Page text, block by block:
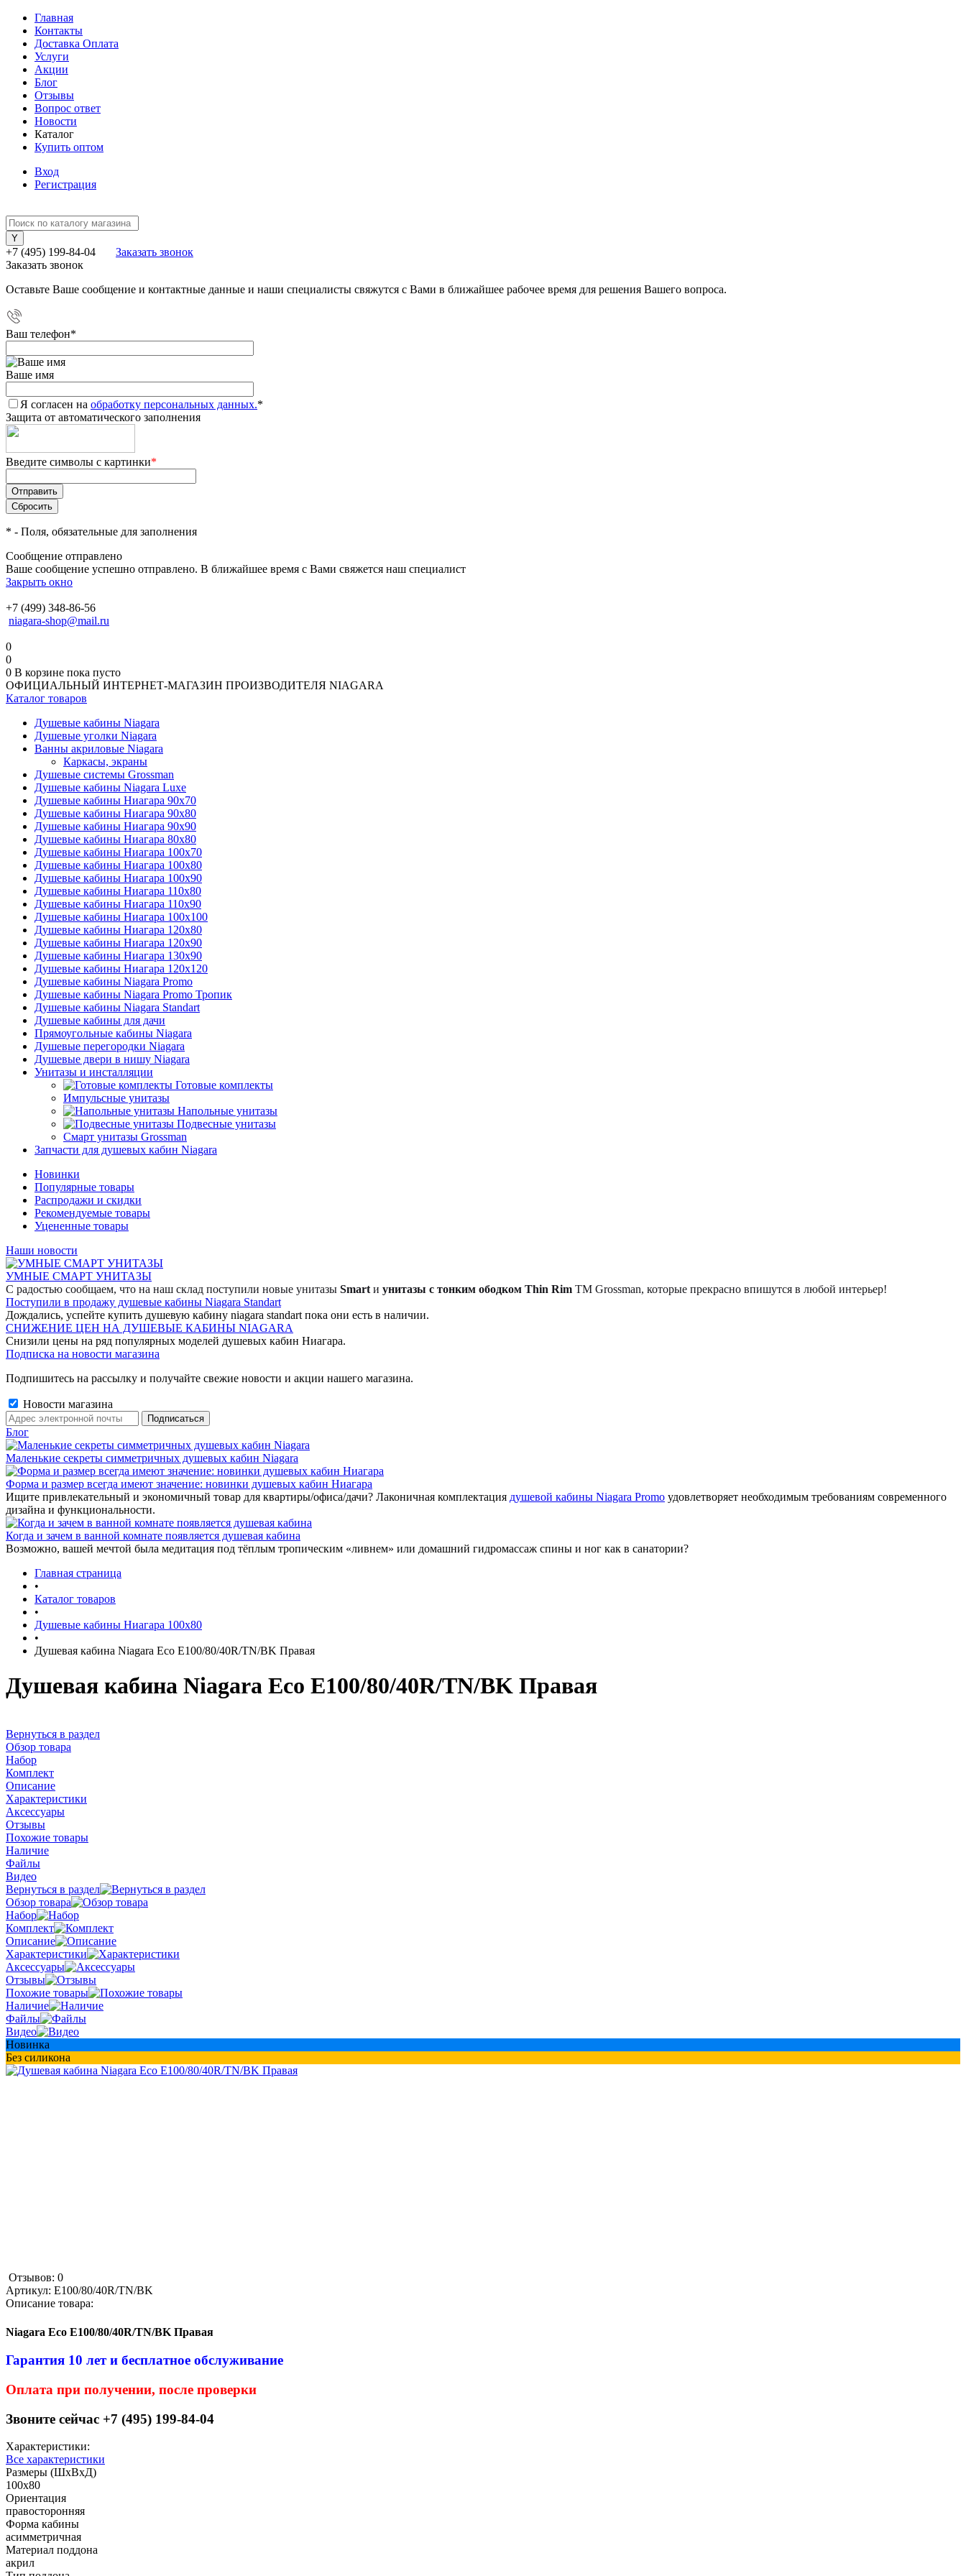
Главная
Контакты
Доставка Оплата
Услуги
Акции
Блог
Отзывы
Вопрос ответ
Новости
Каталог
Купить оптом
Вход
Регистрация
+7 (495) 199-84-04
Заказать звонок
Заказать звонок
Оставьте Ваше сообщение и контактные данные и наши специалисты свяжутся с Вами в ближайшее рабочее время для решения Вашего вопроса.
Ваш телефон*
Ваше имя
Я согласен на обработку персональных данных.*
Защита от автоматического заполнения
Введите символы с картинки*
* - Поля, обязательные для заполнения
Сообщение отправлено
Ваше сообщение успешно отправлено. В ближайшее время с Вами свяжется наш специалист
Закрыть окно
+7 (499) 348-86-56
niagara-shop@mail.ru
0
0
0 В корзине пока пусто
ОФИЦИАЛЬНЫЙ ИНТЕРНЕТ-МАГАЗИН ПРОИЗВОДИТЕЛЯ NIAGARA
Каталог товаров
Душевые кабины Niagara
Душевые уголки Niagara
Ванны акриловые Niagara
Каркасы, экраны
Душевые системы Grossman
Душевые кабины Niagara Luxe
Душевые кабины Ниагара 90x70
Душевые кабины Ниагара 90x80
Душевые кабины Ниагара 90x90
Душевые кабины Ниагара 80x80
Душевые кабины Ниагара 100x70
Душевые кабины Ниагара 100x80
Душевые кабины Ниагара 100x90
Душевые кабины Ниагара 110x80
Душевые кабины Ниагара 110x90
Душевые кабины Ниагара 100x100
Душевые кабины Ниагара 120x80
Душевые кабины Ниагара 120x90
Душевые кабины Ниагара 130x90
Душевые кабины Ниагара 120x120
Душевые кабины Niagara Promo
Душевые кабины Niagara Promo Тропик
Душевые кабины Niagara Standart
Душевые кабины для дачи
Прямоугольные кабины Niagara
Душевые перегородки Niagara
Душевые двери в нишу Niagara
Унитазы и инсталляции
Готовые комплекты
Импульсные унитазы
Напольные унитазы
Подвесные унитазы
Смарт унитазы Grossman
Запчасти для душевых кабин Niagara
Новинки
Популярные товары
Распродажи и скидки
Рекомендуемые товары
Уцененные товары
Наши новости
УМНЫЕ СМАРТ УНИТАЗЫ
С радостью сообщаем, что на наш склад поступили новые унитазы Smart и унитазы с тонким ободком Thin Rim TM Grossman, которые прекрасно впишутся в любой интерьер!
Поступили в продажу душевые кабины Niagara Standart
Дождались, успейте купить душевую кабину niagara standart пока они есть в наличии.
СНИЖЕНИЕ ЦЕН НА ДУШЕВЫЕ КАБИНЫ NIAGARA
Снизили цены на ряд популярных моделей душевых кабин Ниагара.
Подписка на новости магазина
Подпишитесь на рассылку и получайте свежие новости и акции нашего магазина.
Новости магазина
Блог
Маленькие секреты симметричных душевых кабин Niagara
Форма и размер всегда имеют значение: новинки душевых кабин Ниагара
Ищите привлекательный и экономичный товар для квартиры/офиса/дачи? Лаконичная комплектация душевой кабины Niagara Promo удовлетворяет необходимым требованиям современного
дизайна и функциональности.
Когда и зачем в ванной комнате появляется душевая кабина
Возможно, вашей мечтой была медитация под тёплым тропическим «ливнем» или домашний гидромассаж спины и ног как в санатории?
Главная страница
•
Каталог товаров
•
Душевые кабины Ниагара 100x80
•
Душевая кабина Niagara Eco E100/80/40R/TN/BK Правая
Душевая кабина Niagara Eco E100/80/40R/TN/BK Правая
Вернуться в раздел
Обзор товара
Набор
Комплект
Описание
Характеристики
Аксессуары
Отзывы
Похожие товары
Наличие
Файлы
Видео
Вернуться в раздел
Обзор товара
Набор
Комплект
Описание
Характеристики
Аксессуары
Отзывы
Похожие товары
Наличие
Файлы
Видео
Новинка
Без силикона
Отзывов: 0
Артикул: E100/80/40R/TN/BK
Описание товара:
Niagara Eco E100/80/40R/TN/BK Правая
Гарантия 10 лет и бесплатное обслуживание
Оплата при получении, после проверки
Звоните сейчас +7 (495) 199-84-04
Характеристики:
Все характеристики
Размеры (ШхВхД)
100x80
Ориентация
правосторонняя
Форма кабины
асимметричная
Материал поддона
акрил